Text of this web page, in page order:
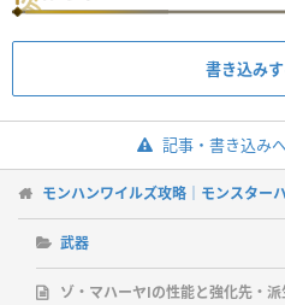
書き込み
記事・書き込み
モンハンワイルズ攻略｜モンスター
武器
ゾ・マハーヤⅠの性能と強化先・